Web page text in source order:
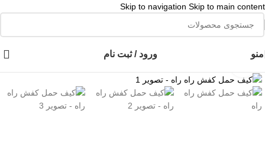
Skip to navigation Skip to main content
منو ورود / ثبت نام